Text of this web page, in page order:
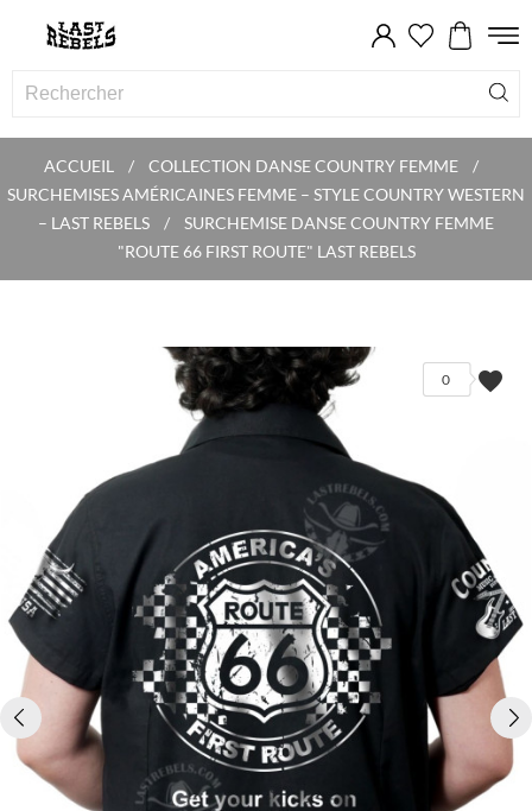
ACCUEIL
COLLECTION DANSE COUNTRY FEMME
SURCHEMISES AMÉRICAINES FEMME – STYLE COUNTRY WESTERN
– LAST REBELS
SURCHEMISE DANSE COUNTRY FEMME
"ROUTE 66 FIRST ROUTE" LAST REBELS
favorite
0